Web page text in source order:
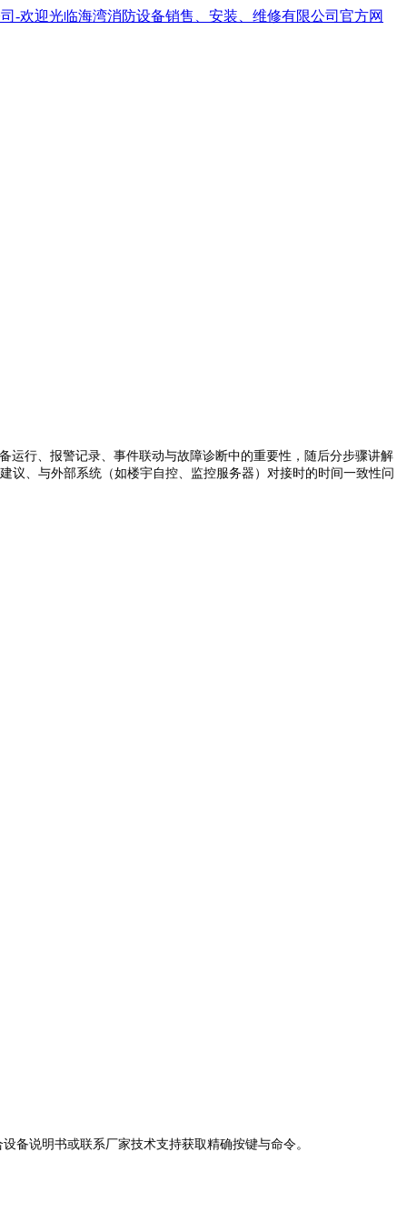
行、报警记录、事件联动与故障诊断中的重要性，随后分步骤讲解
、与外部系统（如楼宇自控、监控服务器）对接时的时间一致性问
备说明书或联系厂家技术支持获取精确按键与命令。